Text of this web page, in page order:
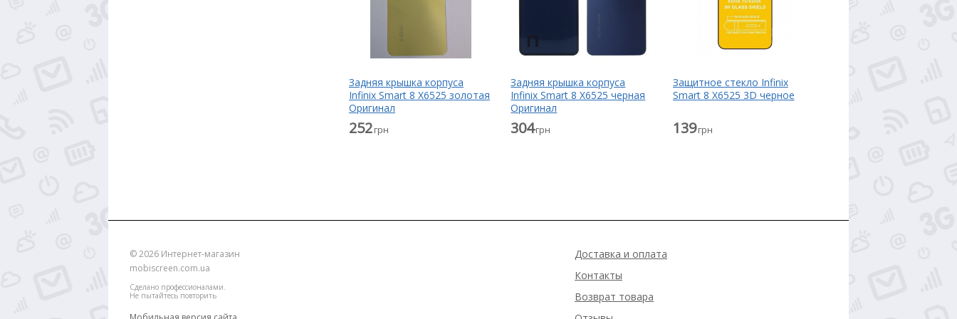
Задняя крышка корпуса
Infinix Smart 8 X6525 золотая
Оригинал
252грн
Задняя крышка корпуса
Infinix Smart 8 X6525 черная
Оригинал
304грн
Защитное стекло Infinix
Smart 8 X6525 3D черное
139грн
© 2026 Интернет-магазин
mobiscreen.com.ua
Сделано профессионалами.
Не пытайтесь повторить
Доставка и оплата
Контакты
Возврат товара